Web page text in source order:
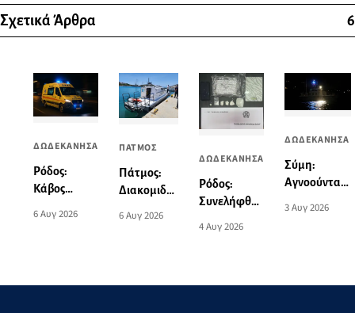
Σχετικά Άρθρα 6
ΔΩΔΕΚΑΝΗΣΑ
Ρόδος:
Κάβος
ώρα της
6 Αυγ 2026
ΠΑΤΜΟΣ
Πάτμος:
Διακομιδή
στη Λέρο
6 Αυγ 2026
ΔΩΔΕΚΑΝΗΣΑ
Ρόδος:
Συνελήφθη
αλλοδαπός
σημαντικής
4 Αυγ 2026
ΔΩΔΕΚΑΝΗΣΑ
Σύμη:
Αγνοούνται
επιβάτες
να πλέει
3 Αυγ 2026